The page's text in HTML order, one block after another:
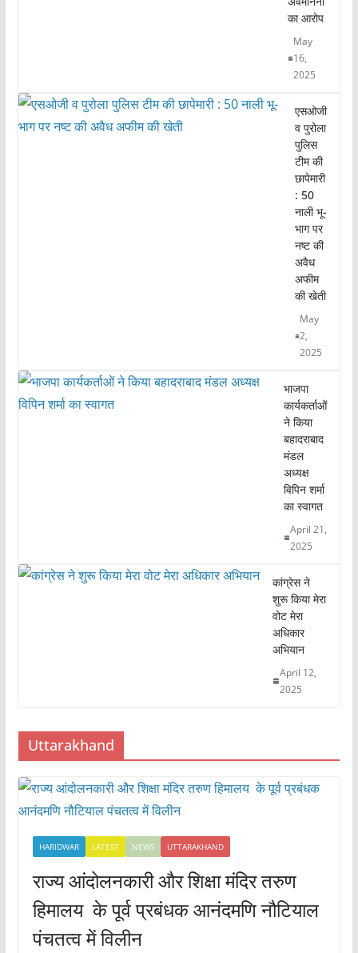
का आरोप
May
16,
2025
एसओजी
व पुरोला
पुलिस
टीम की
छापेमारी
: 50
नाली भू-
भाग पर
नष्ट की
अवैध
अफीम
की खेती
May
2,
2025
भाजपा
कार्यकर्ताओं
ने किया
बहादराबाद
मंडल
अध्यक्ष
विपिन शर्मा
का स्वागत
April 21,
2025
कांग्रेस ने
शुरू किया मेरा
वोट मेरा
अधिकार
अभियान
April 12,
2025
Uttarakhand
HARIDWAR LATEST NEWS UTTARAKHAND
राज्य आंदोलनकारी और शिक्षा मंदिर तरुण
हिमालय के पूर्व प्रबंधक आनंदमणि नौटियाल
पंचतत्व में विलीन